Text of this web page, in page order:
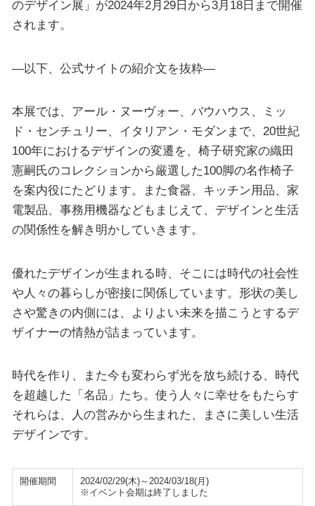
のデザイン展」が2024年2月29日から3月18日まで開催
されます。
—以下、公式サイトの紹介文を抜粋—
本展では、アール・ヌーヴォー、バウハウス、ミッ
ド・センチュリー、イタリアン・モダンまで、20世紀
100年におけるデザインの変遷を、椅子研究家の織田
憲嗣氏のコレクションから厳選した100脚の名作椅子
を案内役にたどります。また食器、キッチン用品、家
電製品、事務用機器などもまじえて、デザインと生活
の関係性を解き明かしていきます。
優れたデザインが生まれる時、そこには時代の社会性
や人々の暮らしが密接に関係しています。形状の美し
さや驚きの内側には、よりよい未来を描こうとするデ
ザイナーの情熱が詰まっています。
時代を作り、また今も変わらず光を放ち続ける、時代
を超越した「名品」たち。使う人々に幸せをもたらす
それらは、人の営みから生まれた、まさに美しい生活
デザインです。
開催期間
2024/02/29(木)～2024/03/18(月)
※イベント会期は終了しました